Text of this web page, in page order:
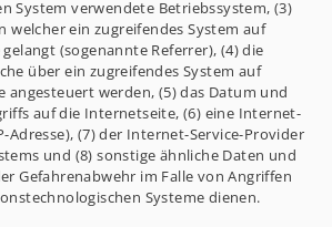
System verwendete Betriebssystem, (3)
welcher ein zugreifendes System auf
(sogenannte Referrer), (4) die
über ein zugreifendes System auf
angesteuert werden, (5) das Datum und
auf die Internetseite, (6) eine Internet-
Adresse), (7) der Internet-Service-Provider
und (8) sonstige ähnliche Daten und
Gefahrenabwehr im Falle von Angriffen
Systeme dienen.